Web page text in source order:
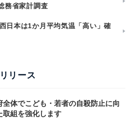
務省家計調査
日本は1か月平均気温「高い」確
リース
全体でこども・若者の自殺防止に向
取組を強化します